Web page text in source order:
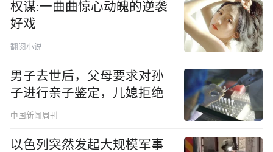
权谋:一曲曲惊心动魄的逆袭
好戏
翻阅小说
男子去世后，父母要求对孙
子进行亲子鉴定，儿媳拒绝
中国新闻周刊
以色列突然发起大规模军事